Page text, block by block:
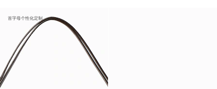
首字母个性化定制